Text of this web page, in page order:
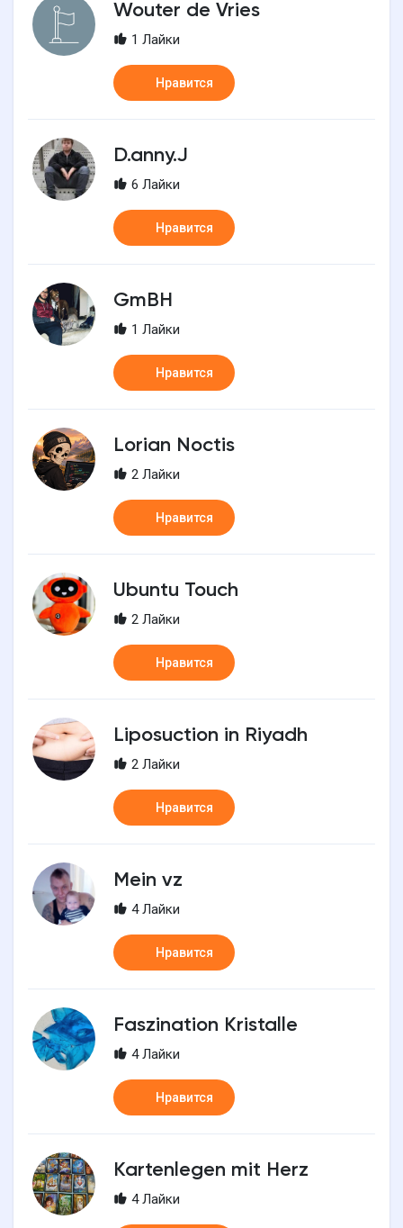
Wouter de Vries
1 Лайки
Нравится
D.anny.J
6 Лайки
Нравится
GmBH
1 Лайки
Нравится
Lorian Noctis
2 Лайки
Нравится
Ubuntu Touch
2 Лайки
Нравится
Liposuction in Riyadh
2 Лайки
Нравится
Mein vz
4 Лайки
Нравится
Faszination Kristalle
4 Лайки
Нравится
Kartenlegen mit Herz
4 Лайки